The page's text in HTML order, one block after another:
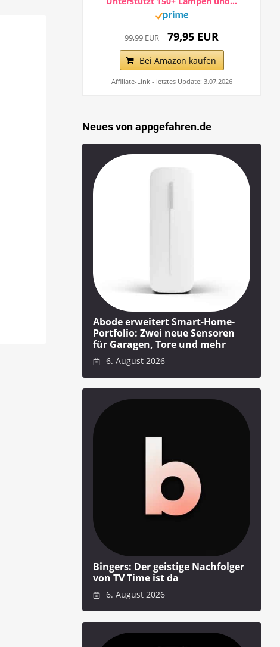
99,99 EUR 79,95 EUR
Bei Amazon kaufen
Affiliate-Link - letztes Update: 3.07.2026
Neues von appgefahren.de
Abode erweitert Smart-Home-
Portfolio: Zwei neue Sensoren
für Garagen, Tore und mehr
6. August 2026
Bingers: Der geistige Nachfolger
von TV Time ist da
6. August 2026